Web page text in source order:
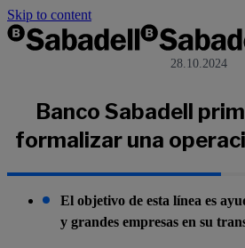
Skip to content
28.10.2024
Banco Sabadell
formalizar una
El objetivo de esta línea es
y grandes empresas en su